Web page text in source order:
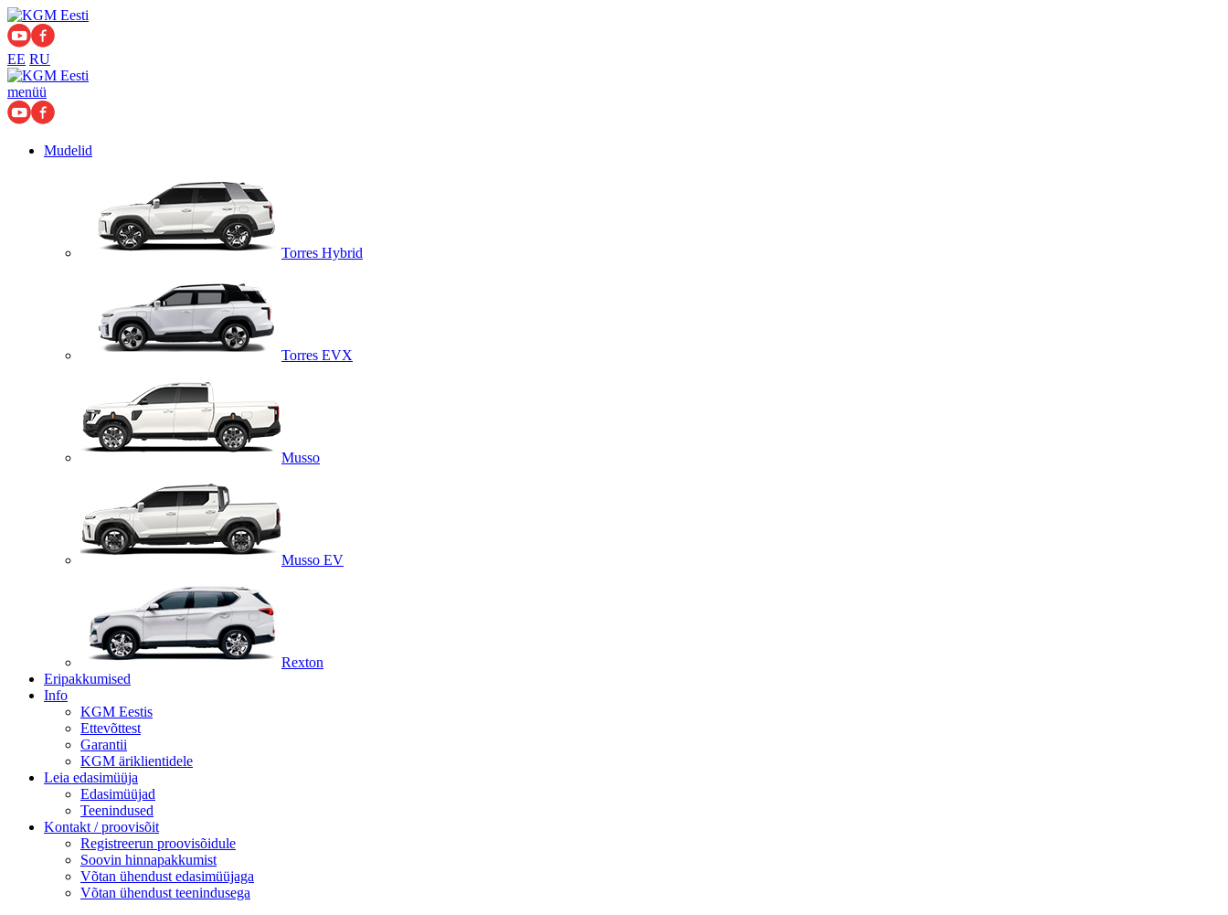
EE RU
menüü
Mudelid
Torres Hybrid
Torres EVX
Musso
Musso EV
Rexton
Eripakkumised
Info
KGM Eestis
Ettevõttest
Garantii
KGM äriklientidele
Leia edasimüüja
Edasimüüjad
Teenindused
Kontakt / proovisõit
Registreerun proovisõidule
Soovin hinnapakkumist
Võtan ühendust edasimüüjaga
Võtan ühendust teenindusega